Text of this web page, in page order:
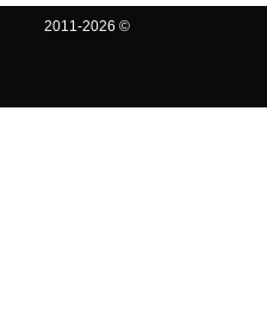
2011-2026 ©